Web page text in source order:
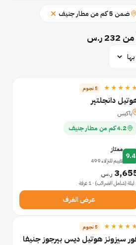
ضمن 5 كم من مطار جنيف
ر.س
5 نجوم
دانجلتير
باكيس
4.2 كم من مطار جنيف
9.4
ممتاز
تقييم للنزلاء 499
ر.س
عرض الغرف
5 نجوم
سيزونز هوتيل ديس بيرجوز جنيفا